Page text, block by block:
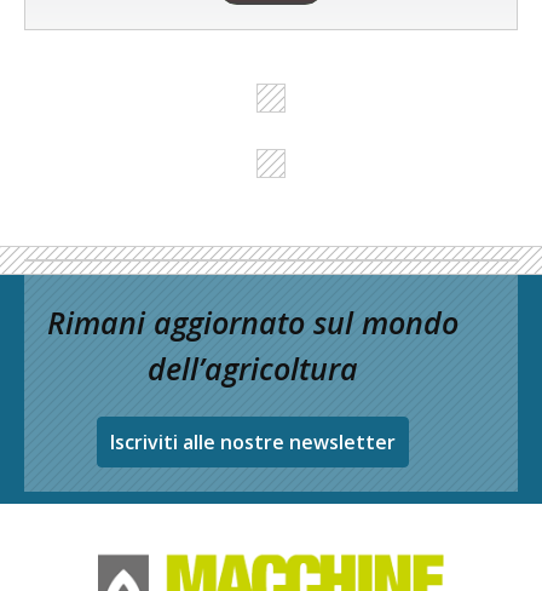
Rimani aggiornato sul mondo
dell’agricoltura
Iscriviti alle nostre newsletter